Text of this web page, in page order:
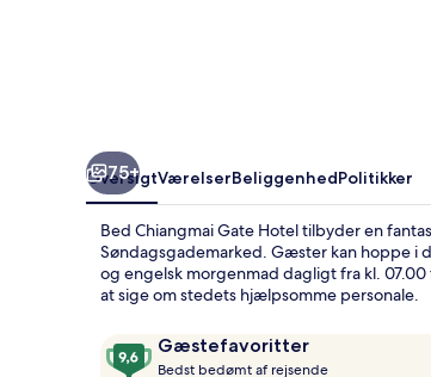
75+
OversigtVærelserBeliggenhedPolitikker
Bed Chiangmai Gate Hotel tilbyder en
Søndagsgademarked. Gæster kan hoppe i
og engelsk morgenmad dagligt fra kl.
at sige om stedets hjælpsomme personale.
AnmeldelserGæstefavoritter
9,6
ud
Bedst bedømt af rejsende